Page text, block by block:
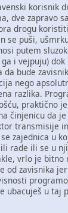
korisnik
dve zapravo
drogu
se puši,
putem
i vejpuju) dok
da bude
nego
razlika.
praktično
činjenicu da
transmisije
zajednica u
rade ili se u
vrlo je bitno
od zavisnika
ubacuješ u taj